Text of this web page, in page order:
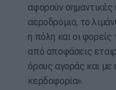
αφορούν
αεροδρόμιο, το
η πόλη και οι φορείς
από αποφάσεις
όρους αγοράς και με
κερδοφορία».